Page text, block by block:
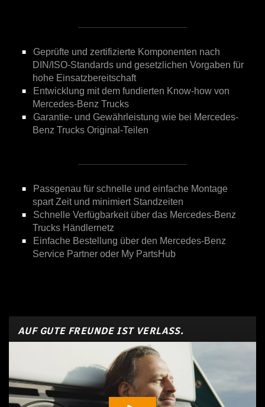
Geprüfte und zertifizierte Komponenten nach
DIN/ISO-Standards und gesetzlichen Vorgaben für
hohe Einsatzbereitschaft
Entwicklung mit dem fundierten Know-how von
Mercedes-Benz Trucks
Garantie- und Gewährleistung wie bei Mercedes-
Benz Trucks Original-Teilen
Passgenau für schnelle und einfache Montage
spart Zeit und minimiert Standzeiten
Schnelle Verfügbarkeit über das Mercedes-Benz
Trucks Händlernetz
Einfache Bestellung über den Mercedes-Benz
Service Partner oder My PartsHub
AUF GUTE FREUNDE IST VERLASS.